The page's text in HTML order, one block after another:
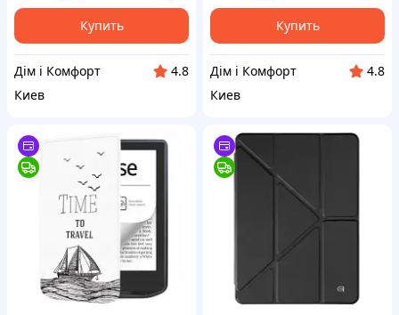
Купить
Дім і Комфорт
4.8
Киев
Купить
Дім і Комфорт
4.8
Киев